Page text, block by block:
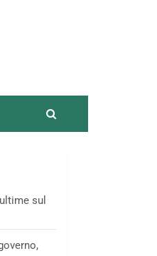
sul